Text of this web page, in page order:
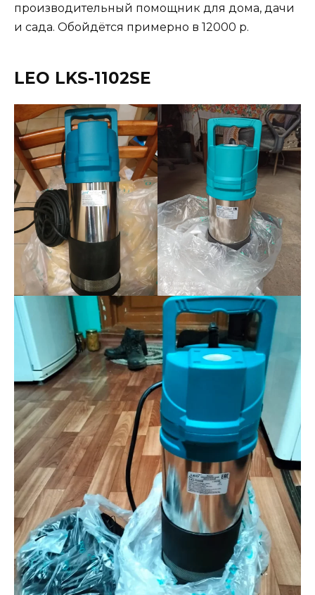
производительный помощник для дома, дачи
и сада. Обойдётся примерно в 12000 р.
LEO LKS-1102SE